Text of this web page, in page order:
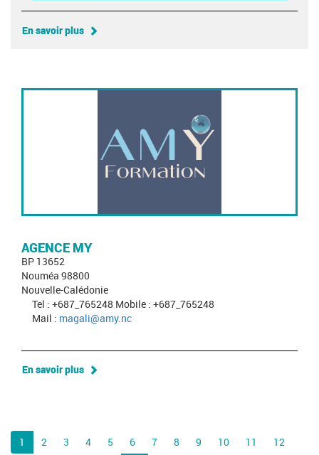
En savoir plus
AGENCE MY
BP 13652
Nouméa 98800
Nouvelle-Calédonie
Tel : +687_765248 Mobile : +687_765248
Mail : magali@amy.nc
En savoir plus
1 2 3 4 5 6 7 8 9 10 11
12